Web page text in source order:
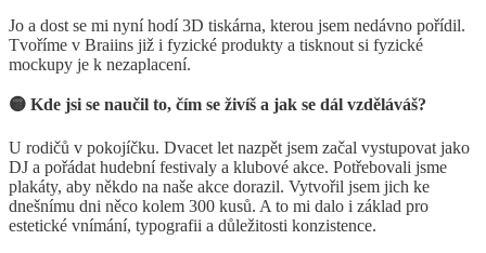
Jo a dost se mi nyní hodí 3D tiskárna, kterou jsem nedávno pořídil.
Tvoříme v Braiins již i fyzické produkty a tisknout si fyzické
mockupy je k nezaplacení.
🟡 Kde jsi se naučil to, čím se živíš a jak se dál vzděláváš?
U rodičů v pokojíčku. Dvacet let nazpět jsem začal vystupovat jako
DJ a pořádat hudební festivaly a klubové akce. Potřebovali jsme
plakáty, aby někdo na naše akce dorazil. Vytvořil jsem jich ke
dnešnímu dni něco kolem 300 kusů. A to mi dalo i základ pro
estetické vnímání, typografii a důležitosti konzistence.